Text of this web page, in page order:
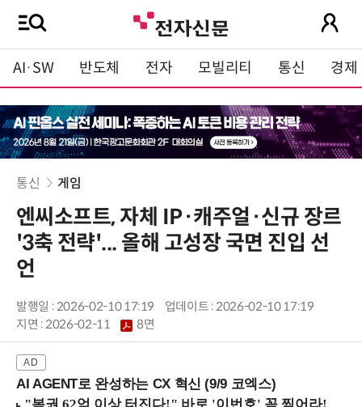
AI·SW 반도체 전자 모빌리티 통신 경제
통신 게임
엔씨소프트, 자체 IP·캐주얼·신규 장르
'3축 전략'... 올해 고성장 국면 진입 선
언
발행일 : 2026-02-10 17:19
업데이트 : 2026-02-10 17:19
지면 :2026-02-11 8면
AI AGENT로 완성하는 CX 혁신 (9/9 코엑스)